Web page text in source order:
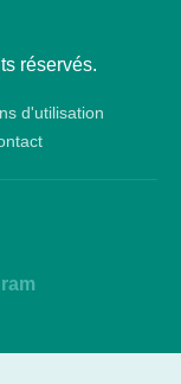
réservés.
d'utilisation